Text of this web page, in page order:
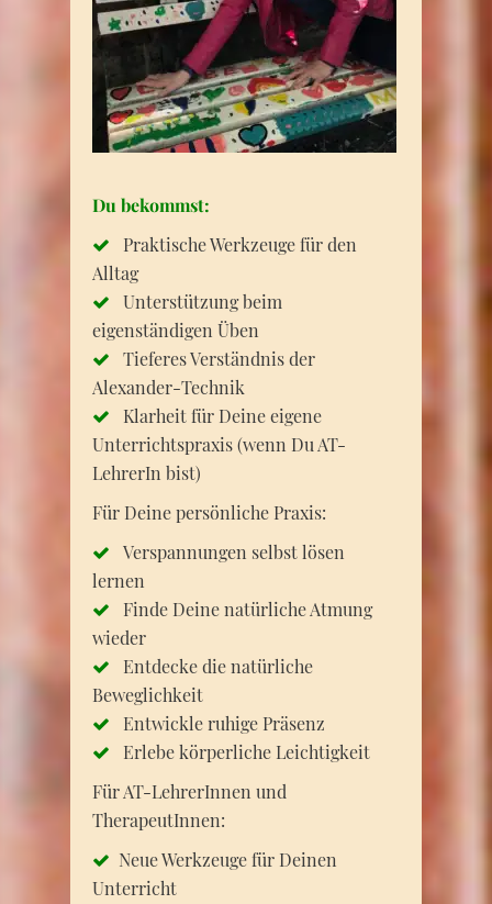
Du bekommst:
Praktische Werkzeuge für den
Alltag
Unterstützung beim
eigenständigen Üben
Tieferes Verständnis der
Alexander-Technik
Klarheit für Deine eigene
Unterrichtspraxis (wenn Du AT-
LehrerIn bist)
Für Deine persönliche Praxis:
Verspannungen selbst lösen
lernen
Finde Deine natürliche Atmung
wieder
Entdecke die natürliche
Beweglichkeit
Entwickle ruhige Präsenz
Erlebe körperliche Leichtigkeit
Für AT-LehrerInnen und
TherapeutInnen:
Neue Werkzeuge für Deinen
Unterricht